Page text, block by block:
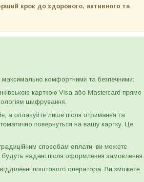
крок до здорового, активного та
максимально комфортними та безпечними:
карткою Visa або Mastercard прямо
шифрування.
а оплачуйте лише після отримання та
повернуться на вашу картку. Це
способам оплати, ви можете
надані після оформлення замовлення.
поштового оператора. Ви зможете